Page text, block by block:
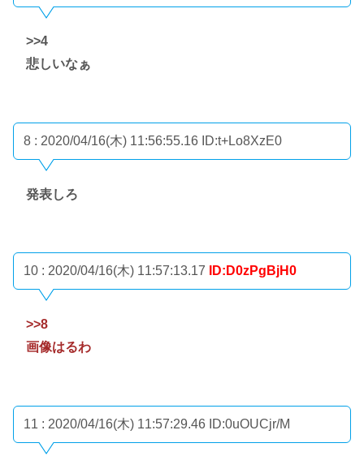
>>4
悲しいなぁ
8 : 2020/04/16(木) 11:56:55.16 ID:t+Lo8XzE0
発表しろ
10 : 2020/04/16(木) 11:57:13.17 ID:D0zPgBjH0
>>8
画像はるわ
11 : 2020/04/16(木) 11:57:29.46 ID:0uOUCjr/M